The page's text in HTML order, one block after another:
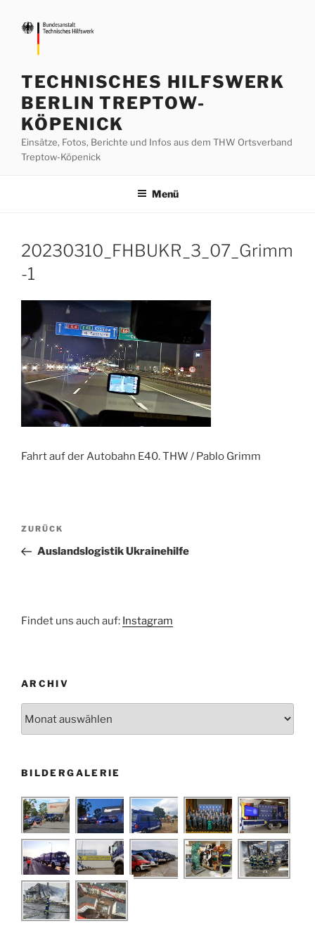
Inhalt
springen
TECHNISCHES HILFSWERK
BERLIN TREPTOW-
KÖPENICK
Einsätze, Fotos, Berichte und Infos aus dem THW Ortsverband
Treptow-Köpenick
Menü
20230310_FHBUKR_3_07_Grimm
-1
Fahrt auf der Autobahn E40. THW / Pablo Grimm
Beitragsnavigation
Vorheriger
Beitrag
ZURÜCK
Auslandslogistik Ukrainehilfe
Findet uns auch auf: Instagram
ARCHIV
BILDERGALERIE